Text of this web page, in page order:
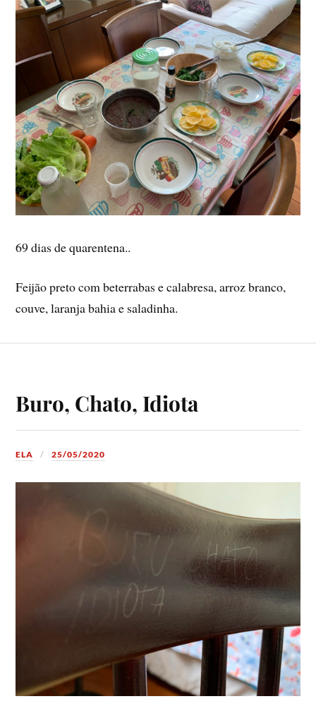
69 dias de quarentena..
Feijão preto com beterrabas e calabresa, arroz branco,
couve, laranja bahia e saladinha.
Buro, Chato, Idiota
ELA 25/05/2020